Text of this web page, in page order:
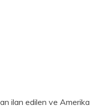
ilan edilen ve Amerika